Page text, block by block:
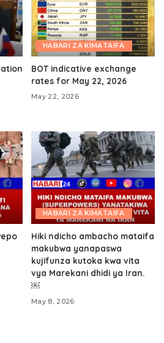
HABARI ZA KIMATAIFA
BOT indicative exchange
rates for May 22, 2026
May 22, 2026
HABARI ZA KIMATAIFA
Hiki ndicho ambacho mataifa
makubwa yanapaswa
kujifunza kutoka kwa vita
vya Marekani dhidi ya Iran.
￼
May 8, 2026